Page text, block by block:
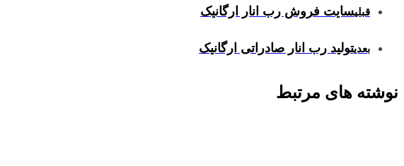
قبلیسایت فروش رب انار ارگانیک
بعدیتولید رب انار صادراتی ارگانیک
نوشته های مرتبط